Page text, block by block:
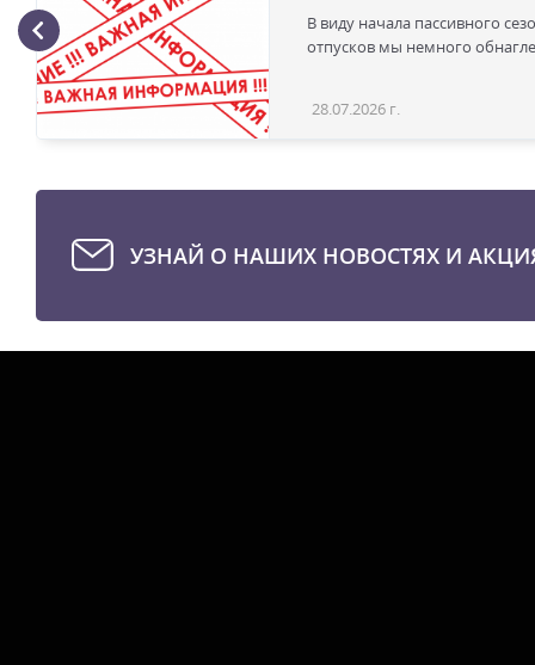
В виду начала пассивного
отпусков мы немного
28.07.2026 г.
УЗНАЙ О НАШИХ НОВОСТЯХ И